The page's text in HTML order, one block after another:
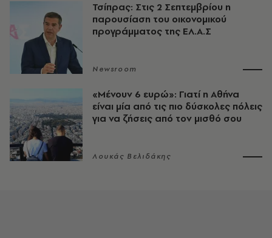
Τσίπρας: Στις 2 Σεπτεμβρίου η
παρουσίαση του οικονομικού
προγράμματος της ΕΛ.Α.Σ
Newsroom
«Μένουν 6 ευρώ»: Γιατί η Αθήνα
είναι μία από τις πιο δύσκολες πόλεις
για να ζήσεις από τον μισθό σου
Λουκάς Βελιδάκης